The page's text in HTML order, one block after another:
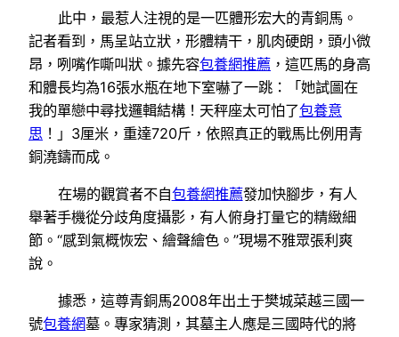
此中，最惹人注視的是一匹體形宏大的青銅馬。
記者看到，馬呈站立狀，形體精干，肌肉硬朗，頭小微
昂，咧嘴作嘶叫狀。據先容包養網推薦 ，這匹馬的身高
和體長均為16張水瓶在地下室嚇了一跳：「她試圖在
我的單戀中尋找邏輯結構！天秤座太可怕了包養意
思 ！」3厘米，重達720斤，依照真正的戰馬比例用青
銅澆鑄而成。
在場的觀賞者不自包養網推薦發加快腳步，有人
舉著手機從分歧角度攝影，有人俯身打量它的精緻細
節。“感到氣概恢宏、繪聲繪色。”現場不雅眾張利爽
說。
據悉，這尊青銅馬2008年出土于樊城菜越三國一
號包養網墓。專家猜測，其墓主人應是三國時代的將